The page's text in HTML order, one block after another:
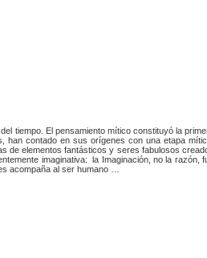
tiempo. El pensamiento mítico constituyó la
han contado en sus orígenes con una etapa
de elementos fantásticos y seres fabulosos
imaginativa:la Imaginación, no la razón,
acompaña al ser humano …